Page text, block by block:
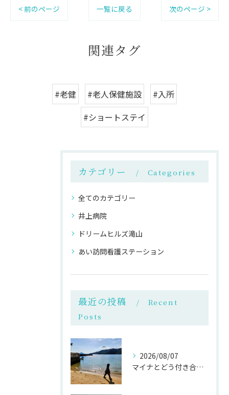
< 前のページ 一覧に戻る 次のページ >
関連タグ
#老健 #老人保健施設
#入所
#ショートステイ
カテゴリー Categories
全てのカテゴリー
井上病院
ドリームヒルズ滝山
あい訪問看護ステーション
最近の投稿
Recent
Posts
2026/08/07
マイナとどう付き合うか？